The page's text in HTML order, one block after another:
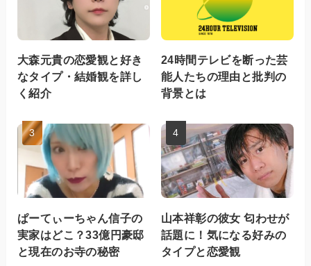
大森元貴の恋愛観と好き
なタイプ・結婚観を詳し
く紹介
24時間テレビを断った芸
能人たちの理由と批判の
背景とは
ぱーてぃーちゃん信子の
実家はどこ？33億円豪邸
と現在のお寺の秘密
山本祥彰の彼女 匂わせが
話題に！気になる好みの
タイプと恋愛観